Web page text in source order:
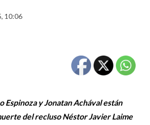
10:06
Espinoza y Jonatan Achával están
del recluso Néstor Javier Laime